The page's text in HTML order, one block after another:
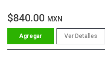
$840.00 MXN
Ver Detalles